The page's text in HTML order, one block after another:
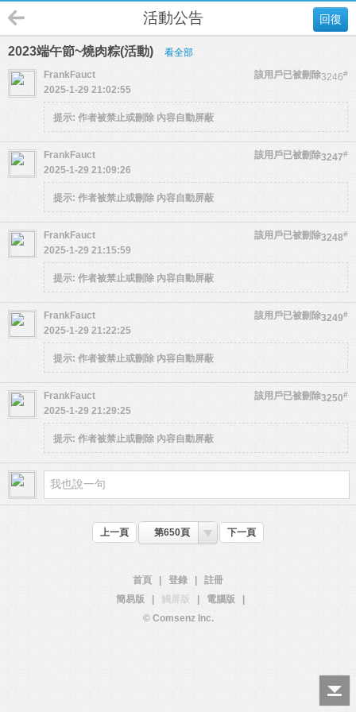
回復
活動公告
2023端午節~燒肉粽(活動) 看全部
3246#
FrankFauct
該用戶已被刪除
2025-1-29 21:02:55
提示: 作者被禁止或刪除 內容自動屏蔽
3247#
FrankFauct
該用戶已被刪除
2025-1-29 21:09:26
提示: 作者被禁止或刪除 內容自動屏蔽
3248#
FrankFauct
該用戶已被刪除
2025-1-29 21:15:59
提示: 作者被禁止或刪除 內容自動屏蔽
3249#
FrankFauct
該用戶已被刪除
2025-1-29 21:22:25
提示: 作者被禁止或刪除 內容自動屏蔽
3250#
FrankFauct
該用戶已被刪除
2025-1-29 21:29:25
提示: 作者被禁止或刪除 內容自動屏蔽
上一頁 第650頁 下一頁
首頁 登錄
註冊
簡易版
觸屏版 電腦版
© Comsenz Inc.